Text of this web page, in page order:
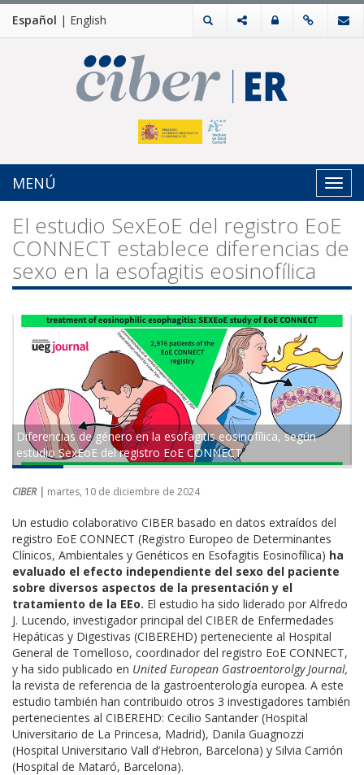
Español | English
MENÚ
El estudio SexEoE del registro EoE
CONNECT establece diferencias de
sexo en la esofagitis eosinofílica
Diferencias de género en la esofagitis eosinofílica, según
estudio SexEoE del registro EoE CONNECT
CIBER | martes, 10 de diciembre de 2024
Un estudio colaborativo CIBER basado en datos extraídos del
registro EoE CONNECT (Registro Europeo de Determinantes
Clínicos, Ambientales y Genéticos en Esofagitis Eosinofílica) ha
evaluado el efecto independiente del sexo del paciente
sobre diversos aspectos de la presentación y el
tratamiento de la EEo. El estudio ha sido liderado por Alfredo
J. Lucendo, investigador principal del CIBER de Enfermedades
Hepáticas y Digestivas (CIBEREHD) perteneciente al Hospital
General de Tomelloso, coordinador del registro EoE CONNECT,
y ha sido publicado en United European Gastroentorolgy Journal,
la revista de referencia de la gastroenterología europea. A este
estudio también han contribuido otros 3 investigadores también
pertenecientes al CIBEREHD: Cecilio Santander (Hospital
Universitario de La Princesa, Madrid), Danila Guagnozzi
(Hospital Universitario Vall d’Hebron, Barcelona) y Silvia Carrión
(Hospital de Mataró, Barcelona).